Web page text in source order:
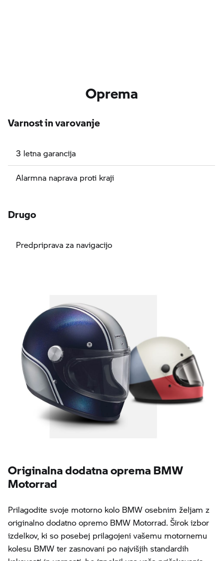
Oprema
Varnost in varovanje
3 letna garancija
Alarmna naprava proti kraji
Drugo
Predpriprava za navigacijo
Originalna dodatna oprema BMW
Motorrad
Prilagodite svoje motorno kolo BMW osebnim željam z
originalno dodatno opremo BMW Motorrad. Širok izbor
izdelkov, ki so posebej prilagojeni vašemu motornemu
kolesu BMW ter zasnovani po najvišjih standardih